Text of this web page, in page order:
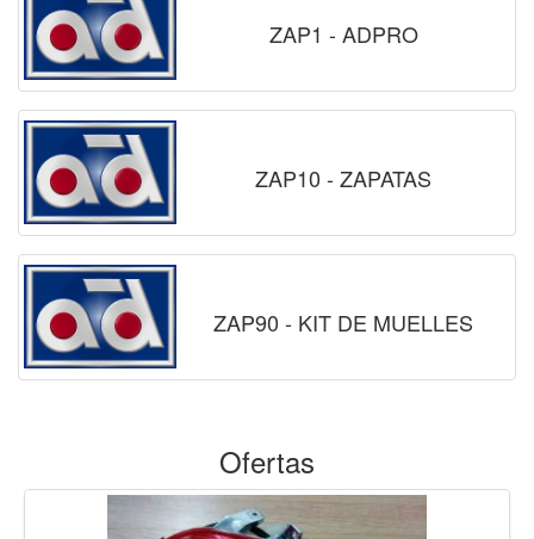
ZAP1 - ADPRO
ZAP10 - ZAPATAS
ZAP90 - KIT DE MUELLES
Ofertas